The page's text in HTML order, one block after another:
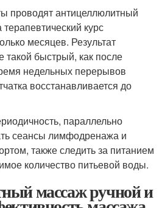
проводят антицеллюлитный
курс
месяцев. Результат
такой быстрый, как после
недельных перерывов
восстанавливается до
параллельно
сеансы лимфодренажа и
также следить за питанием
количество питьевой воды.
массаж ручной и